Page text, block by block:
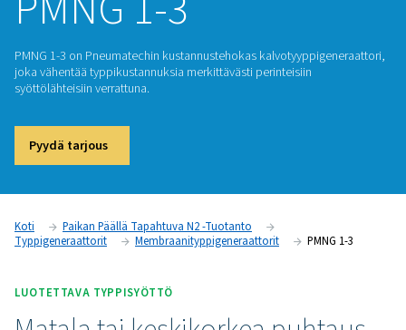
KALVOTYYPPIGENERAATTORIT
PMNG 1-3
joka vähentää typpikustannuksia merkittävästi perinteisiin
syöttölähteisiin verrattuna.
Pyydä tarjous